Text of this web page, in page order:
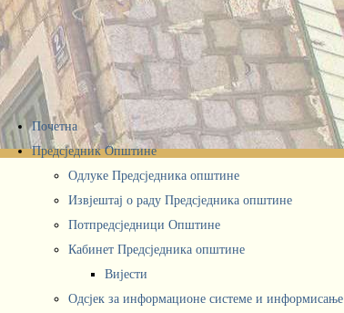
Почетна
Предсједник Општине
Одлуке Предсједника општине
Извјештај о раду Предсједника општине
Потпредсједници Општине
Кабинет Предсједника oпштине
Вијести
Одсјек за информационе системе и информисање